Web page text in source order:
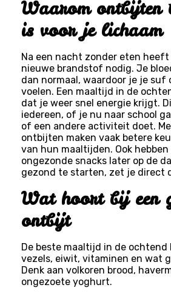
Waarom ontbijten
is voor je lichaam
Na een nacht zonder eten heeft
nieuwe brandstof nodig. Je
dan normaal, waardoor je je suf
voelen. Een maaltijd in de
dat je weer snel energie krijgt.
iedereen, of je nu naar school
of een andere activiteit doet.
ontbijten maken vaak betere
van hun maaltijden. Ook
ongezonde snacks later op de
gezond te starten, zet je direct
Wat hoort bij een
ontbijt
De beste maaltijd in de
vezels, eiwit, vitaminen en wat
Denk aan volkoren brood,
ongezoete yoghurt.